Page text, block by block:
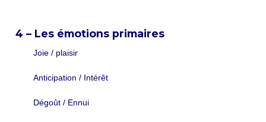
4 – Les émotions primaires
Joie / plaisir
Anticipation / Intérêt
Dégoût / Ennui